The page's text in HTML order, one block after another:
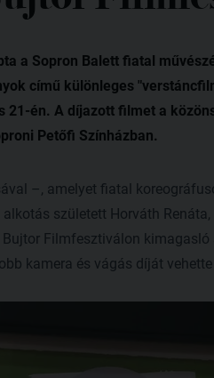
a Sopron Balett fiatal
című különleges
én. A díjazott filmet a
Petőfi Színházban.
–, amelyet fiatal
született Horváth
Filmfesztiválon
kamera és vágás díját vehette